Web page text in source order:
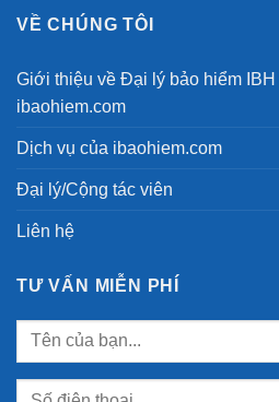
VỀ CHÚNG TÔI
Giới thiệu về Đại lý bảo hiểm IBH
ibaohiem.com
Dịch vụ của ibaohiem.com
Đại lý/Cộng tác viên
Liên hệ
TƯ VẤN MIỄN PHÍ